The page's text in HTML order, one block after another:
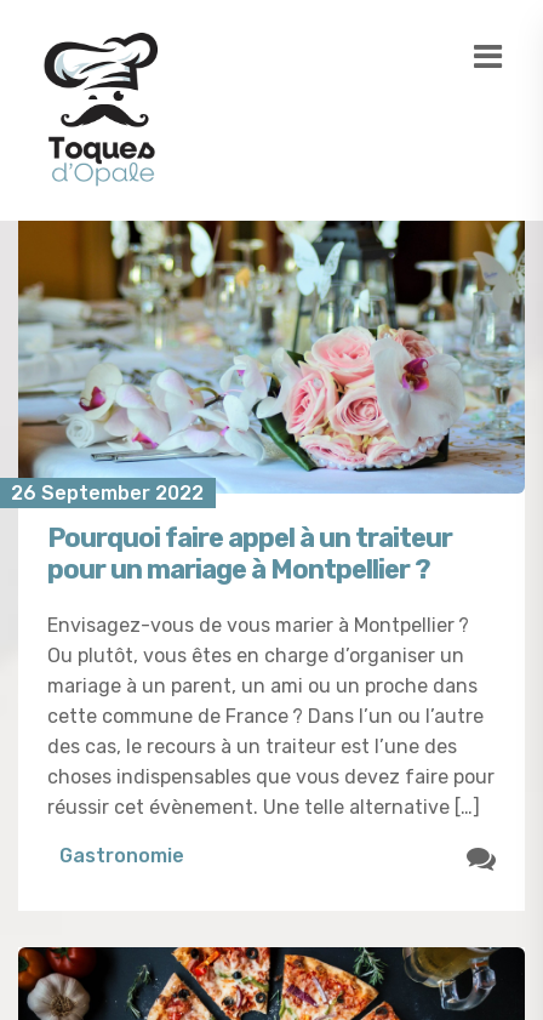
26 September 2022
Pourquoi faire appel à un traiteur
pour un mariage à Montpellier ?
Envisagez-vous de vous marier à Montpellier ?
Ou plutôt, vous êtes en charge d’organiser un
mariage à un parent, un ami ou un proche dans
cette commune de France ? Dans l’un ou l’autre
des cas, le recours à un traiteur est l’une des
choses indispensables que vous devez faire pour
réussir cet évènement. Une telle alternative […]
Gastronomie